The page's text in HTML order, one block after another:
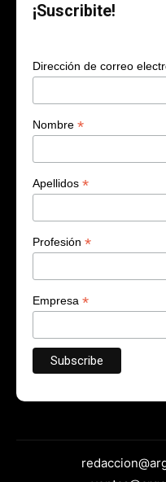
¡Suscribite!
Dirección de correo
Nombre *
Apellidos *
Profesión *
Empresa *